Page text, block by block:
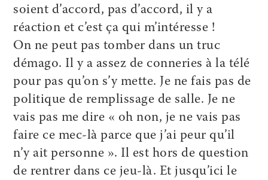
soient d’accord, pas d’accord, il y a
réaction et c’est ça qui m’intéresse !
On ne peut pas tomber dans un truc
démago. Il y a assez de conneries à la télé
pour pas qu’on s’y mette. Je ne fais pas de
politique de remplissage de salle. Je ne
vais pas me dire « oh non, je ne vais pas
faire ce mec-là parce que j’ai peur qu’il
n’y ait personne ». Il est hors de question
de rentrer dans ce jeu-là. Et jusqu’ici le